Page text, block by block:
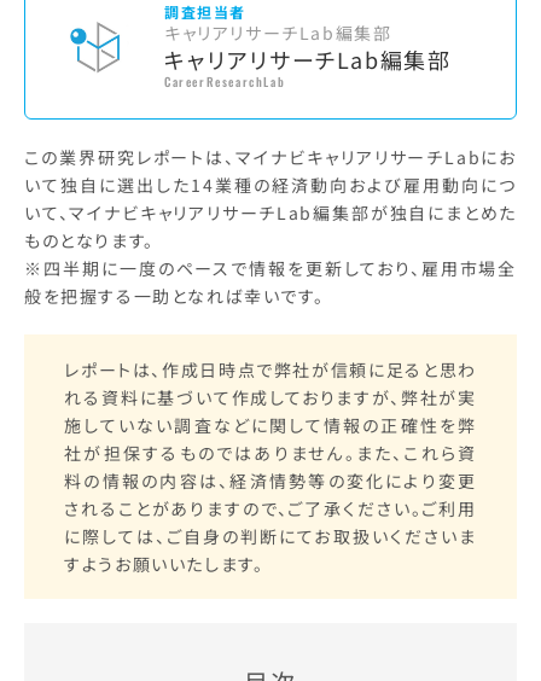
調査担当者
キャリアリサーチLab編集部
キャリアリサーチLab編集部
CareerResearchLab
この業界研究レポートは、マイナビキャリアリサーチLabにお
いて独自に選出した14業種の経済動向および雇用動向につ
いて、マイナビキャリアリサーチLab編集部が独自にまとめた
ものとなります。
※四半期に一度のペースで情報を更新しており、雇用市場全
般を把握する一助となれば幸いです。
レポートは、作成日時点で弊社が信頼に足ると思わ
れる資料に基づいて作成しておりますが、弊社が実
施していない調査などに関して情報の正確性を弊
社が担保するものではありません。また、これら資
料の情報の内容は、経済情勢等の変化により変更
されることがありますので、ご了承ください。ご利用
に際しては、ご自身の判断にてお取扱いくださいま
すようお願いいたします。